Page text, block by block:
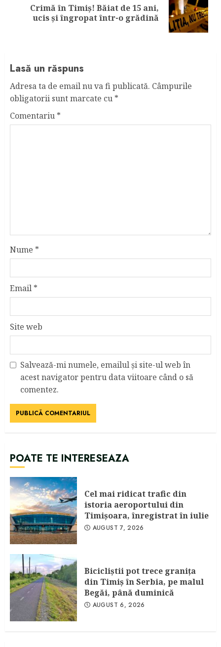
NextCrimă în Timiș! Băiat de 15 ani,
ucis și îngropat într-o grădină
Lasă un răspuns
Adresa ta de email nu va fi publicată. Câmpurile
obligatorii sunt marcate cu *
Comentariu *
Nume *
Email *
Site web
Salvează-mi numele, emailul și site-ul web în
acest navigator pentru data viitoare când o să
comentez.
POATE TE INTERESEAZA
Cel mai ridicat trafic din
istoria aeroportului din
Timişoara, înregistrat în iulie
AUGUST 7, 2026
Bicicliştii pot trece graniţa
din Timiş în Serbia, pe malul
Begăi, până duminică
AUGUST 6, 2026